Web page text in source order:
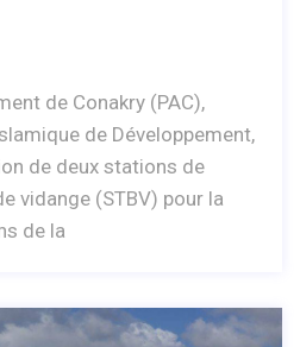
de Conakry (PAC),
de Développement,
de deux stations de
vidange (STBV) pour la
de la